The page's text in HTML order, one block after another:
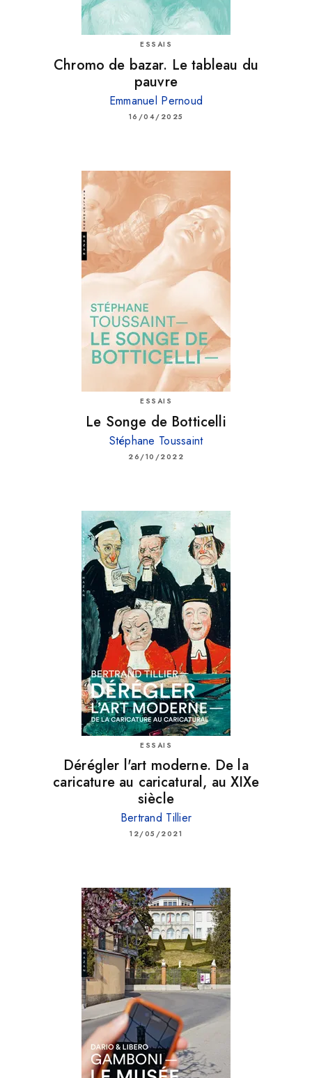
ESSAIS
Chromo de bazar. Le tableau du
pauvre
Emmanuel Pernoud
16/04/2025
ESSAIS
Le Songe de Botticelli
Stéphane Toussaint
26/10/2022
ESSAIS
Dérégler l'art moderne. De la
caricature au caricatural, au XIXe
siècle
Bertrand Tillier
12/05/2021